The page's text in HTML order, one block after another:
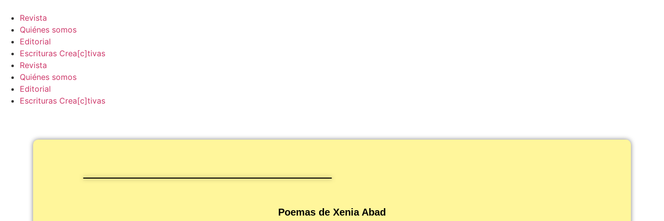
contenido
Revista
Quiénes somos
Editorial
Escrituras Crea[c]tivas
Revista
Quiénes somos
Editorial
Escrituras Crea[c]tivas
Poemas de Xenia Abad